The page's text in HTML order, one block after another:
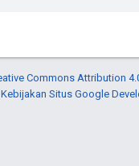
Commons Attribution
Kebijakan Situs Google